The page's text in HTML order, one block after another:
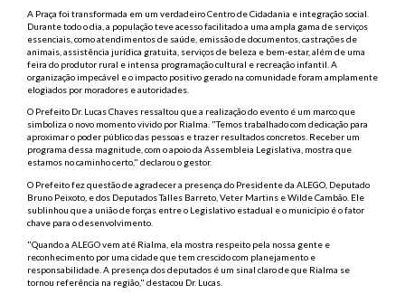
A Praça foi transformada em um verdadeiro Centro de Cidadania e integração social.
Durante todo o dia, a população teve acesso facilitado a uma ampla gama de serviços
essenciais, como atendimentos de saúde, emissão de documentos, castrações de
animais, assistência jurídica gratuita, serviços de beleza e bem-estar, além de uma
feira do produtor rural e intensa programação cultural e recreação infantil. A
organização impecável e o impacto positivo gerado na comunidade foram amplamente
elogiados por moradores e autoridades.
O Prefeito Dr. Lucas Chaves ressaltou que a realização do evento é um marco que
simboliza o novo momento vivido por Rialma. "Temos trabalhado com dedicação para
aproximar o poder público das pessoas e trazer resultados concretos. Receber um
programa dessa magnitude, com o apoio da Assembleia Legislativa, mostra que
estamos no caminho certo," declarou o gestor.
O Prefeito fez questão de agradecer a presença do Presidente da ALEGO, Deputado
Bruno Peixoto, e dos Deputados Talles Barreto, Veter Martins e Wilde Cambão. Ele
sublinhou que a união de forças entre o Legislativo estadual e o município é o fator
chave para o desenvolvimento.
"Quando a ALEGO vem até Rialma, ela mostra respeito pela nossa gente e
reconhecimento por uma cidade que tem crescido com planejamento e
responsabilidade. A presença dos deputados é um sinal claro de que Rialma se
tornou referência na região," destacou Dr. Lucas.